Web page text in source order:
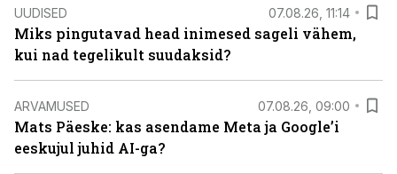
UUDISED 07.08.26, 11:14
Miks pingutavad head inimesed sageli vähem,
kui nad tegelikult suudaksid?
ARVAMUSED 07.08.26, 09:00
Mats Päeske: kas asendame Meta ja Google’i
eeskujul juhid AI-ga?